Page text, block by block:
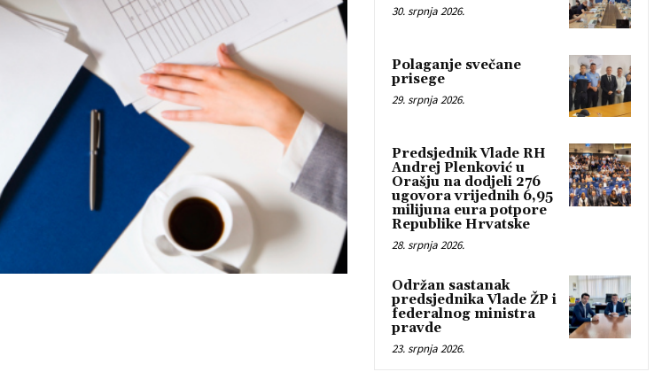
30. srpnja 2026.
Polaganje svečane
prisege
29. srpnja 2026.
Predsjednik Vlade RH
Andrej Plenković u
Orašju na dodjeli 276
ugovora vrijednih 6,95
milijuna eura potpore
Republike Hrvatske
28. srpnja 2026.
Održan sastanak
predsjednika Vlade ŽP i
federalnog ministra
pravde
23. srpnja 2026.